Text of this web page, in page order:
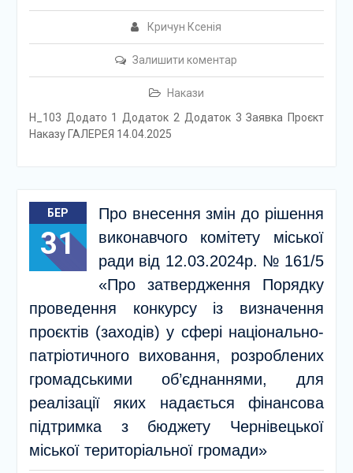
Кричун Ксенія
Залишити коментар
Накази
Н_103 Додато 1 Додаток 2 Додаток 3 Заявка Проєкт
Наказу ГАЛЕРЕЯ 14.04.2025
БЕР
31
Про внесення змін до рішення
виконавчого комітету міської
ради від 12.03.2024р. № 161/5
«Про затвердження Порядку
проведення конкурсу із визначення
проєктів (заходів) у сфері національно-
патріотичного виховання, розроблених
громадськими об’єднаннями, для
реалізації яких надається фінансова
підтримка з бюджету Чернівецької
міської територіальної громади»